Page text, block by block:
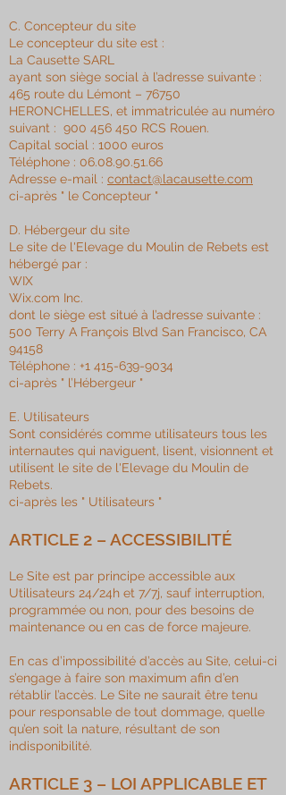
C. Concepteur du site
Le concepteur du site est :
La Causette SARL
ayant son siège social à l’adresse suivante :
465 route du Lémont – 76750
HERONCHELLES, et immatriculée au numéro
suivant : 900 456 450 RCS Rouen.
Capital social : 1000 euros
Téléphone : 06.08.90.51.66
Adresse e-mail : contact@lacausette.com
ci-après " le Concepteur "
D. Hébergeur du site
Le site de l'Elevage du Moulin de Rebets est
hébergé par :
WIX
Wix.com Inc.
dont le siège est situé à l’adresse suivante :
500 Terry A François Blvd San Francisco, CA
94158
Téléphone : +1 415-639-9034
ci-après " l’Hébergeur "
E. Utilisateurs
Sont considérés comme utilisateurs tous les
internautes qui naviguent, lisent, visionnent et
utilisent le site de l'Elevage du Moulin de
Rebets.
ci-après les " Utilisateurs "​
ARTICLE 2 – ACCESSIBILITÉ
Le Site est par principe accessible aux
Utilisateurs 24/24h et 7/7j, sauf interruption,
programmée ou non, pour des besoins de
maintenance ou en cas de force majeure.
En cas d’impossibilité d’accès au Site, celui-ci
s’engage à faire son maximum afin d’en
rétablir l’accès. Le Site ne saurait être tenu
pour responsable de tout dommage, quelle
qu’en soit la nature, résultant de son
indisponibilité.
ARTICLE 3 – LOI APPLICABLE ET